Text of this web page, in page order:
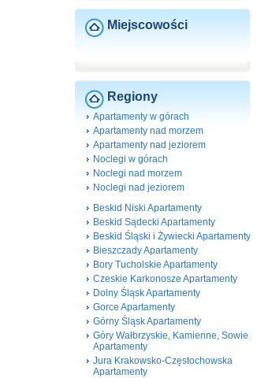
Miejscowości
Regiony
Apartamenty w górach
Apartamenty nad morzem
Apartamenty nad jeziorem
Noclegi w górach
Noclegi nad morzem
Noclegi nad jeziorem
Beskid Niski Apartamenty
Beskid Sądecki Apartamenty
Beskid Śląski i Żywiecki Apartamenty
Bieszczady Apartamenty
Bory Tucholskie Apartamenty
Czeskie Karkonosze Apartamenty
Dolny Śląsk Apartamenty
Gorce Apartamenty
Górny Śląsk Apartamenty
Góry Wałbrzyskie, Kamienne, Sowie
Apartamenty
Jura Krakowsko-Częstochowska
Apartamenty